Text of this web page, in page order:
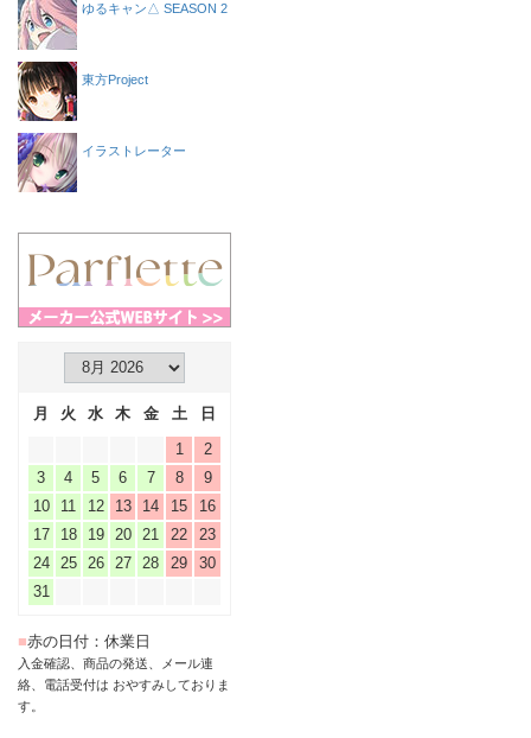
ゆるキャン△ SEASON 2
東方Project
イラストレーター
月 火 水 木 金 土
日
1
2
3
4 5 6 7 8
9
10
11 12 13 14 15
16
17
18 19 20 21 22
23
24
25 26 27 28 29
30
31
■赤の日付：休業日
入金確認、商品の発送、メール連
絡、電話受付は おやすみしておりま
す。